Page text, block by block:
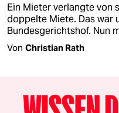
Ein Mieter verlangte von
doppelte Miete. Das war
Bundesgerichtshof. Nun
Von Christian Rath